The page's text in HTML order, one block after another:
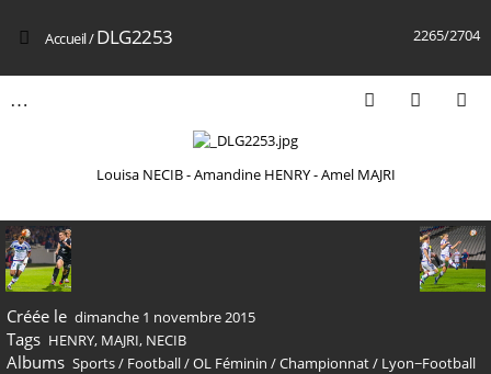
2265/2704
Accueil/DLG2253
Louisa NECIB - Amandine HENRY - Amel MAJRI
Créée le dimanche 1 novembre 2015
Tags HENRY, MAJRI, NECIB
Albums Sports/ Football/OL Féminin /Championnat/ Lyon−Football